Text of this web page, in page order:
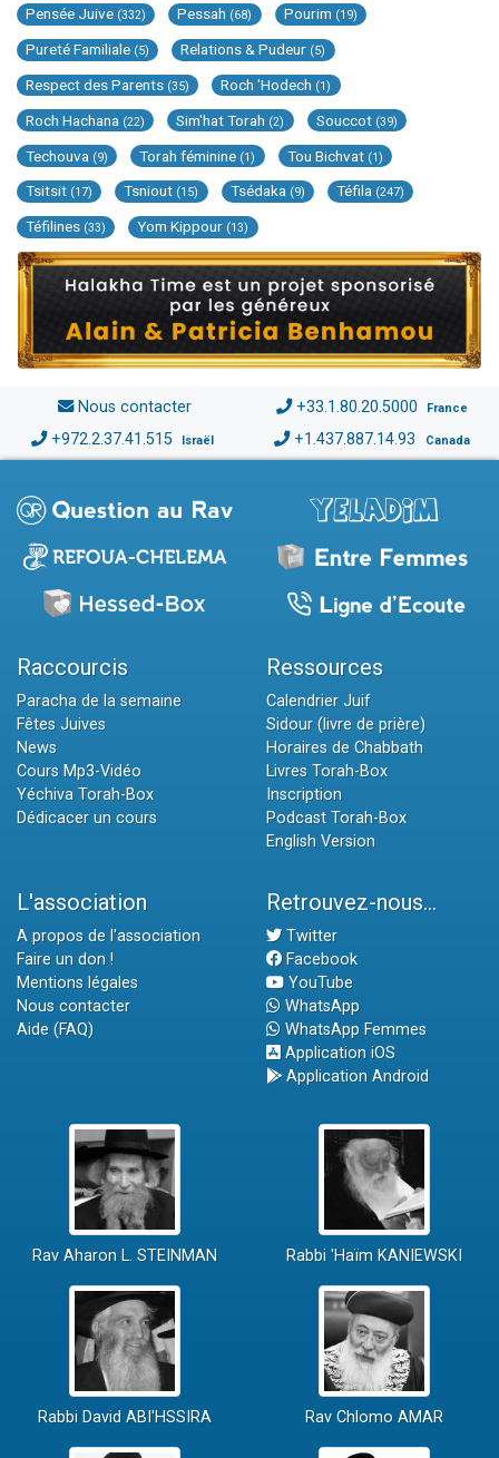
Pensée Juive (332) Pessah (68) Pourim (19)
Pureté Familiale (5) Relations & Pudeur (5)
Respect des Parents (35) Roch 'Hodech (1)
Roch Hachana (22) Sim'hat Torah (2) Souccot (39)
Techouva (9) Torah féminine (1) Tou Bichvat (1)
Tsitsit (17) Tsniout (15) Tsédaka (9) Téfila (247)
Téfilines (33) Yom Kippour (13)
Nous contacter +33.1.80.20.5000 France
+972.2.37.41.515 Israël +1.437.887.14.93 Canada
Raccourcis
Paracha de la semaine
Fêtes Juives
News
Cours Mp3-Vidéo
Yéchiva Torah-Box
Dédicacer un cours
Ressources
Calendrier Juif
Sidour (livre de prière)
Horaires de Chabbath
Livres Torah-Box
Inscription
Podcast Torah-Box
English Version
L'association
A propos de l'association
Faire un don !
Mentions légales
Nous contacter
Aide (FAQ)
Retrouvez-nous...
Twitter
Facebook
YouTube
WhatsApp
WhatsApp Femmes
Application iOS
Application Android
Rav Aharon L. STEINMAN Rabbi 'Haïm KANIEWSKI
Rabbi David ABI'HSSIRA Rav Chlomo AMAR